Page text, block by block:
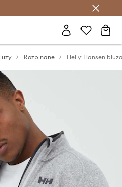
Answear Club >
Rozpinane